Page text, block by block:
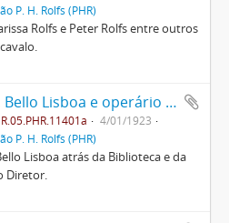
P. H. Rolfs (PHR)
Rolfs e Peter Rolfs entre outros
P. H. Rolfs, Bello Lisboa e operário da ESAV
4/01/1923
P. H. Rolfs (PHR)
Lisboa atrás da Biblioteca e da
Diretor.